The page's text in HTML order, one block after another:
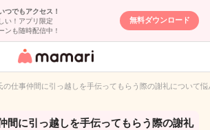
つでもアクセス！
い！アプリ限定
ンも随時配信中！
無料ダウンロード
女性専用匿名QA
イト
の仕事仲間に引っ越しを手伝ってもらう際の謝礼について
間に引っ越しを手伝ってもらう際の謝礼